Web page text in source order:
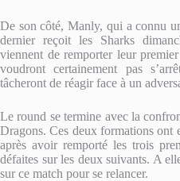
De son côté, Manly, qui a connu
dernier reçoit les Sharks
viennent de remporter leur
voudront certainement pas
tâcheront de réagir face à un
Le round se termine avec la
Dragons. Ces deux formations ont
après avoir remporté les trois
défaites sur les deux suivants. A
sur ce match pour se relancer.